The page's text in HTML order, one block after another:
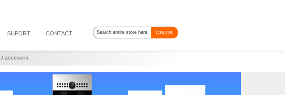
SUPORT CONTACT
/ accesorii